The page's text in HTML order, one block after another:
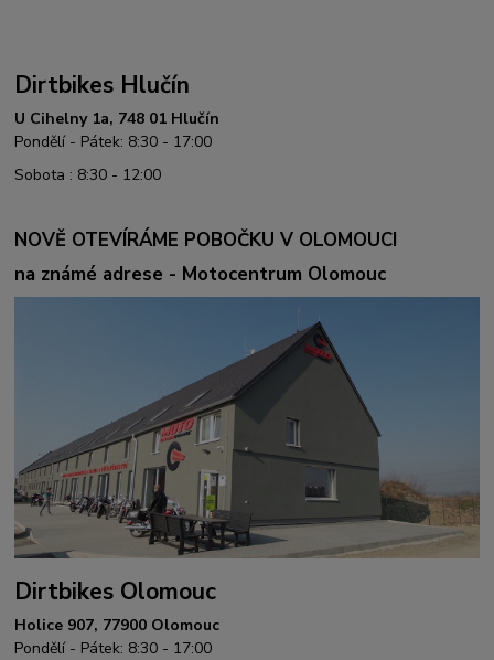
Dirtbikes Hlučín
U Cihelny 1a, 748 01 Hlučín
Pondělí - Pátek: 8:30 - 17:00
Sobota : 8:30 - 12:00
NOVĚ OTEVÍRÁME POBOČKU V OLOMOUCI
na známé adrese - Motocentrum Olomouc
Dirtbikes Olomouc
Holice 907, 77900 Olomouc
Pondělí - Pátek: 8:30 - 17:00